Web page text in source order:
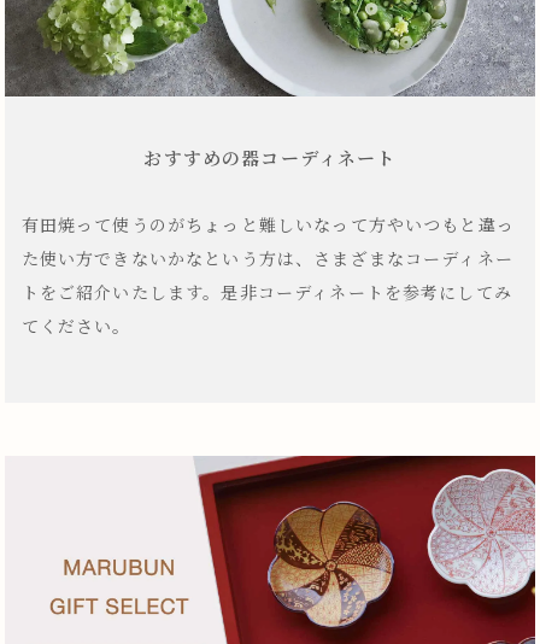
おすすめの器コーディネート
有田焼って使うのがちょっと難しいなって方やいつもと違っ
た使い方できないかなという方は、さまざまなコーディネー
トをご紹介いたします。是非コーディネートを参考にしてみ
てください。